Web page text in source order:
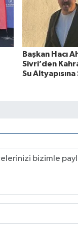
Başkan Hacı
Sivri’den
Su